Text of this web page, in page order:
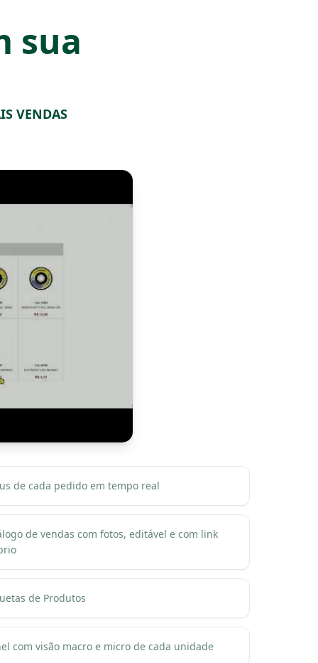
sua
VENDAS
de cada pedido em tempo real
de vendas com fotos, editável e com link
de Produtos
com visão macro e micro de cada unidade